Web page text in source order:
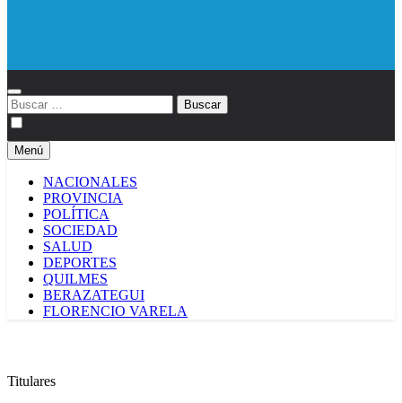
Buscar:
Menú
NACIONALES
PROVINCIA
POLÍTICA
SOCIEDAD
SALUD
DEPORTES
QUILMES
BERAZATEGUI
FLORENCIO VARELA
Titulares